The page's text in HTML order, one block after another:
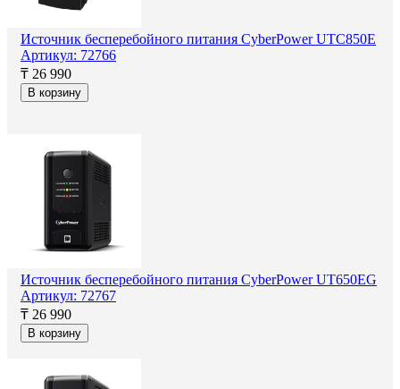
Источник бесперебойного питания CyberPower UTC850E
Артикул: 72766
₸ 26 990
В корзину
Источник бесперебойного питания CyberPower UT650EG
Артикул: 72767
₸ 26 990
В корзину